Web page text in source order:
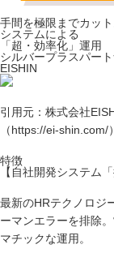
手間を極限までカット
システムによる
「超・効率化」運用
シルバープラスパー
EISHIN
引用元：株式会社
（https://ei-shin.com/）
特徴
【自社開発システム
最新のHRテクノロジ
ーマンエラーを排除
マチックな運用。